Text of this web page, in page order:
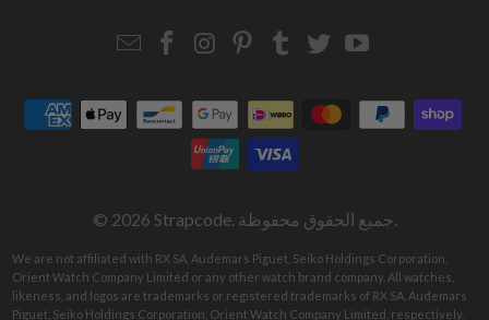
EmailStrapcode
Facebook
Strapcode
Instagram
Strapcode
Pinterest
Strapcode
Tumblr
Strapcode
TwitterYouTube
© 2026 Strapcode . جميع الحقوق محفوظة.
We are not affiliated with RX SA, Audemars Piguet, Seiko Holdings Corporation,
Orient Watch Company Limited or any other watch brand company. All watches,
likeness, and logos are trademarks or registered trademarks of RX SA, Audemars
Piguet, Seiko Holdings Corporation, Orient Watch Company Limited, respectively.